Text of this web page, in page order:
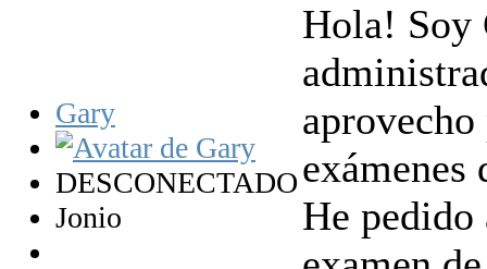
Gary
DESCONECTADO
Jonio
Hola! Soy
exámenes
He